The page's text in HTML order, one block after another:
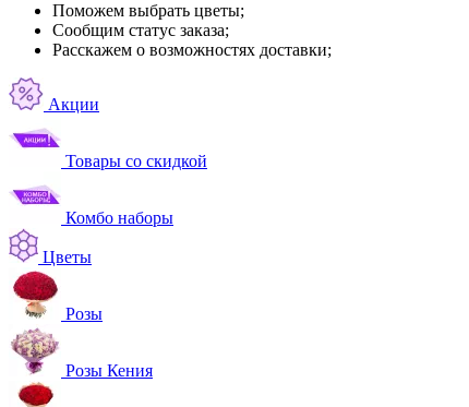
Поможем выбрать цветы;
Сообщим статус заказа;
Расскажем о возможностях доставки;
Акции
Товары со скидкой
Комбо наборы
Цветы
Розы
Розы Кения